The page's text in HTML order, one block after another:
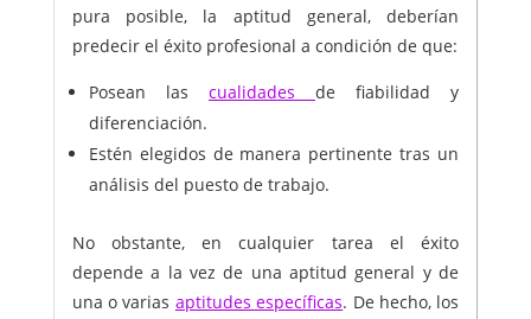
pura posible, la aptitud general, deberían
predecir el éxito profesional a condición de que:
Posean las cualidadesde fiabilidad y
diferenciación.
Estén elegidos de manera pertinente tras un
análisis del puesto de trabajo.
No obstante, en cualquier tarea el éxito
depende a la vez de una aptitud general y de
una o varias aptitudes específicas. De hecho, los